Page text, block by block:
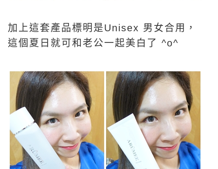
加上這套產品標明是Unisex 男女合用，
這個夏日就可和老公一起美白了 ^o^